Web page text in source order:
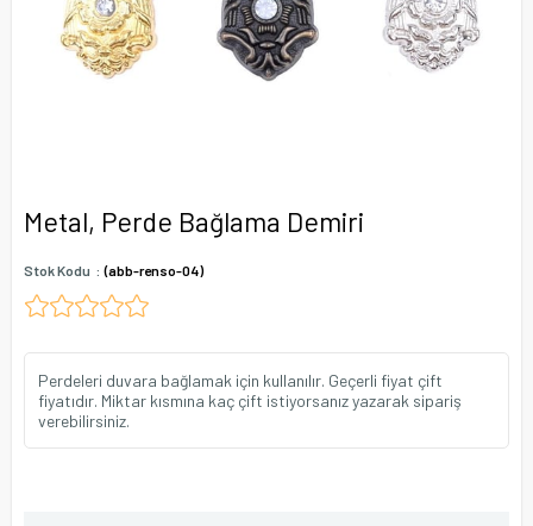
Metal, Perde Bağlama Demiri
Stok Kodu (abb-renso-04)
Perdeleri duvara bağlamak için kullanılır. Geçerli fiyat çift
fiyatıdır. Miktar kısmına kaç çift istiyorsanız yazarak sipariş
verebilirsiniz.